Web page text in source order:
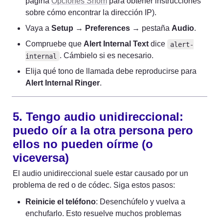
sobre cómo encontrar la dirección IP).
Vaya a Setup → Preferences → pestaña Audio.
Compruebe que Alert Internal Text dice
alert-
internal
. Cámbielo si es necesario.
Alert Internal Ringer.
5. Tengo audio unidireccional:
puedo oír a la otra persona pero
ellos no pueden oírme (o
viceversa)
El audio unidireccional suele estar causado por un
problema de red o de códec. Siga estos pasos:
Reinicie el teléfono: Desenchúfelo y vuelva a
enchufarlo. Esto resuelve muchos problemas